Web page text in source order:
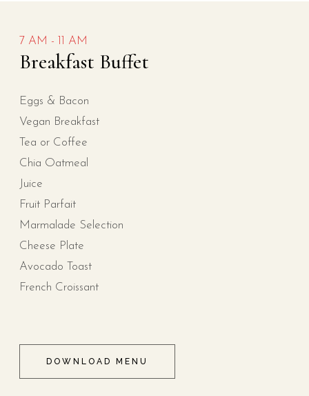
7 AM - 11 AM
Breakfast Buffet
Eggs & Bacon
Vegan Breakfast
Tea or Coffee
Chia Oatmeal
Juice
Fruit Parfait
Marmalade Selection
Cheese Plate
Avocado Toast
French Croissant
DOWNLOAD MENU